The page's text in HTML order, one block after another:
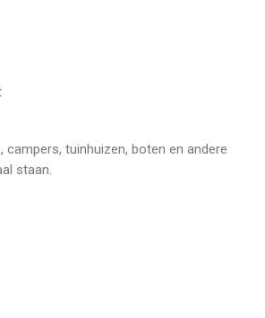
tuinhuizen, boten en andere
staan.